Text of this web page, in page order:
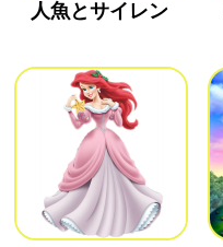
人魚とサイレン